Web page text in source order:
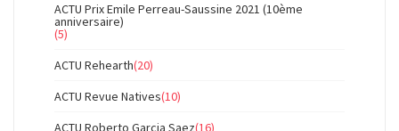
ACTU Prix Emile Perreau-Saussine 2021 (10ème
anniversaire)
(5)
ACTU Rehearth(20)
ACTU Revue Natives(10)
ACTU Roberto Garcia Saez(16)